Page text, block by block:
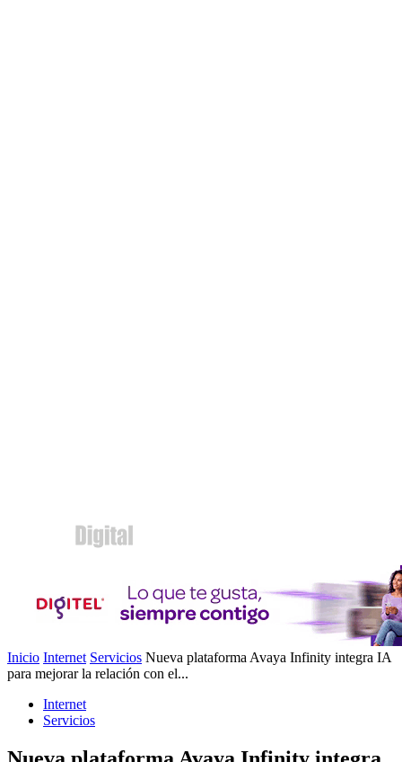
Inicio Internet Servicios Nueva plataforma Avaya Infinity integra IA
para mejorar la relación con el...
Internet
Servicios